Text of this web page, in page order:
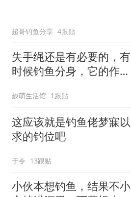
超哥钓鱼分享 4跟贴
失手绳还是有必要的，有
时候钓鱼分身，它的作用
趣萌生活馆 1跟贴
这应该就是钓鱼佬梦寐以
求的钓位吧
于令 13跟贴
小伙本想钓鱼，结果不小